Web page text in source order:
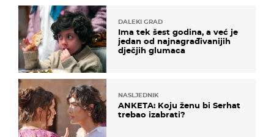
DALEKI GRAD
Ima tek šest godina, a već je
jedan od najnagrađivanijih
dječjih glumaca
NASLJEDNIK
ANKETA: Koju ženu bi Serhat
trebao izabrati?